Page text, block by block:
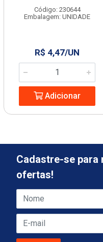
Código: 230644
Embalagem: UNIDADE
R$ 4,47/UN
Adicionar
Cadastre-se para
ofertas!